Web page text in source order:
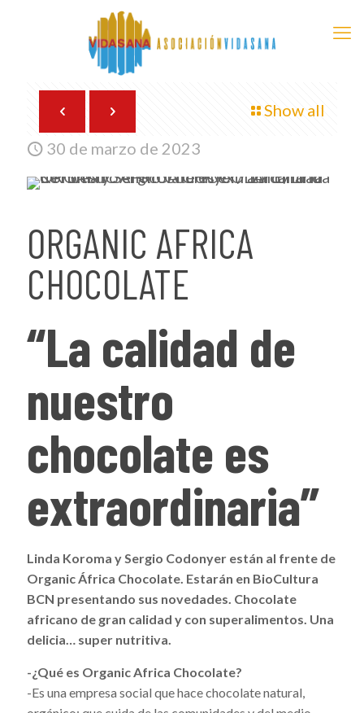
Show all
30 de marzo de 2023
ORGANIC AFRICA
CHOCOLATE
“La calidad de
nuestro
chocolate es
extraordinaria”
Linda Koroma y Sergio Codonyer están al frente de
Organic África Chocolate. Estarán en BioCultura
BCN presentando sus novedades. Chocolate
africano de gran calidad y con superalimentos. Una
delicia… super nutritiva.
-¿Qué es Organic Africa Chocolate?
-Es una empresa social que hace chocolate natural,